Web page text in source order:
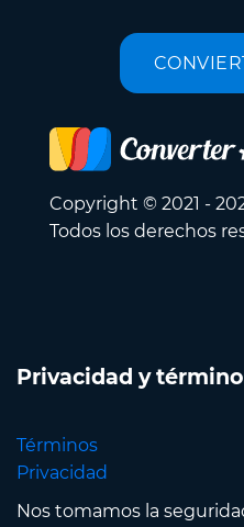
Copyright © 2021 -
Todos los derechos
Privacidad y
Términos
Privacidad
Nos tomamos la